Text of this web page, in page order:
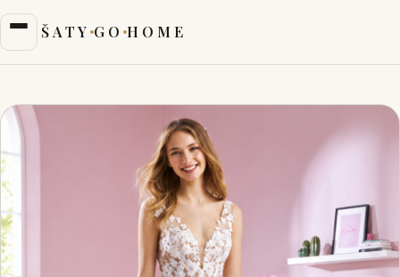
ŠATY GO HOME